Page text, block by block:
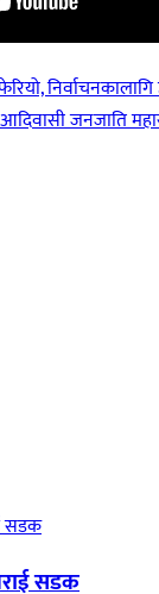
निर्वाचनकालागि
आदिवासी जनजाति
सडक